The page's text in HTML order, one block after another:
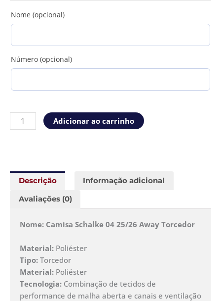
Nome (opcional)
Número (opcional)
Torcedor
quantidade
Adicionar ao carrinho
Descrição Informação adicional
Avaliações (0)
Nome: Camisa Schalke 04 25/26 Away Torcedor
Material: Poliéster
Tipo: Torcedor
Material: Poliéster
Tecnologia: Combinação de tecidos de
performance de malha aberta e canais e ventilação